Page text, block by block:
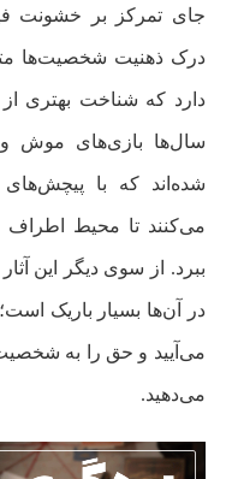
جای تمرکز بر خشونت
درک ذهنیت شخصیت‌ها
دارد که شناخت بهتری
سال‌ها بازی‌های موش و
شده‌اند که با پیچش‌های
می‌کنند تا محیط
ببرد. از سوی دیگر این
در آن‌ها بسیار باریک
می‌آیید و حق را به
می‌دهید.